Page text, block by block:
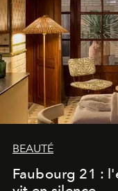
BEAUTÉ
Faubourg 21 :